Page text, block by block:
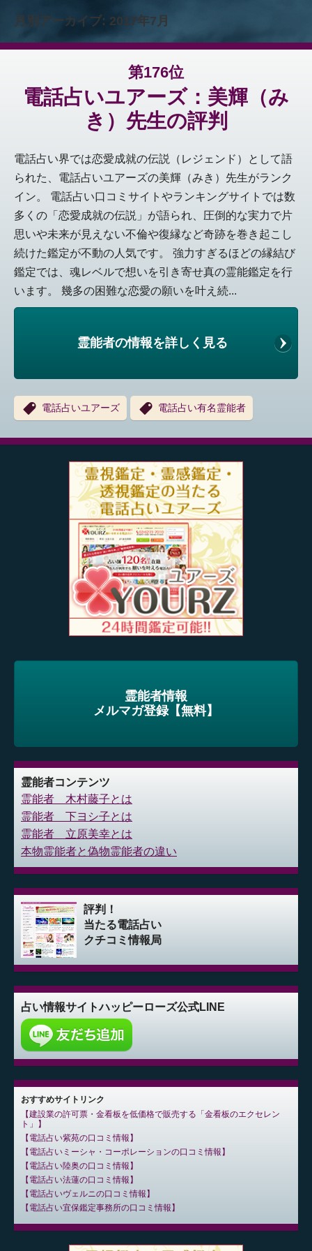
月別アーカイブ: 2017年7月
第176位
電話占いユアーズ：美輝（み
き）先生の評判
電話占い界では恋愛成就の伝説（レジェンド）として語
られた、電話占いユアーズの美輝（みき）先生がランク
イン。 電話占い口コミサイトやランキングサイトでは数
多くの「恋愛成就の伝説」が語られ、圧倒的な実力で片
思いや未来が見えない不倫や復縁など奇跡を巻き起こし
続けた鑑定が不動の人気です。 強力すぎるほどの縁結び
鑑定では、魂レベルで想いを引き寄せ真の霊能鑑定を行
います。 幾多の困難な恋愛の願いを叶え続...
霊能者の情報を詳しく見る
電話占いユアーズ 電話占い有名霊能者
霊能者情報
メルマガ登録【無料】
霊能者コンテンツ
霊能者 木村藤子とは
霊能者 下ヨシ子とは
霊能者 立原美幸とは
本物霊能者と偽物霊能者の違い
評判！
当たる電話占い
クチコミ情報局
占い情報サイトハッピーローズ公式LINE
おすすめサイトリンク
建設業の許可票・金看板を低価格で販売する「金看板のエクセレン
ト」
電話占い紫苑の口コミ情報
電話占いミーシャ・コーポレーションの口コミ情報
電話占い陸奥の口コミ情報
電話占い法蓮の口コミ情報
電話占いヴェルニの口コミ情報
電話占い宜保鑑定事務所の口コミ情報